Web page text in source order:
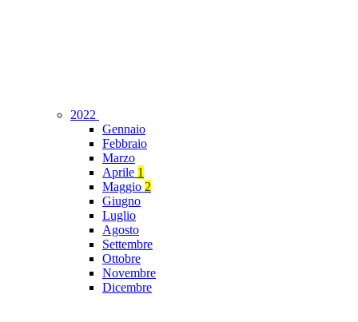
2022
Gennaio
Febbraio
Marzo
Aprile 1
Maggio 2
Giugno
Luglio
Agosto
Settembre
Ottobre
Novembre
Dicembre